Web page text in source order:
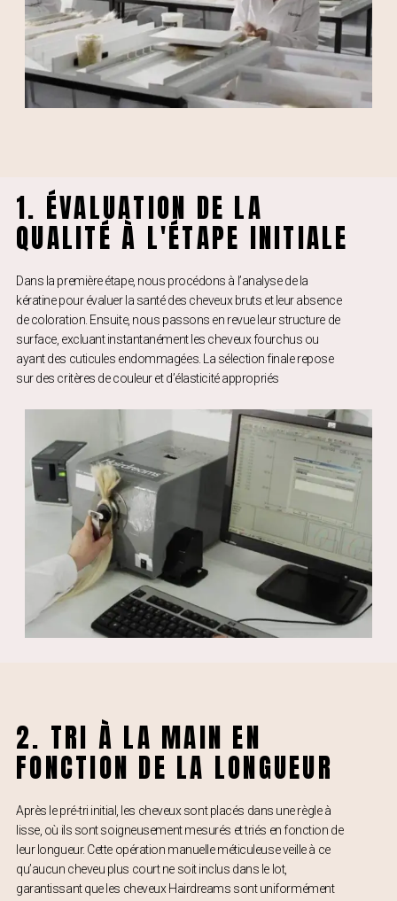
1. ÉVALUATION DE LA
QUALITÉ À L'ÉTAPE INITIALE
Dans la première étape, nous procédons à l’analyse de la
kératine pour évaluer la santé des cheveux bruts et leur absence
de coloration. Ensuite, nous passons en revue leur structure de
surface, excluant instantanément les cheveux fourchus ou
ayant des cuticules endommagées. La sélection finale repose
sur des critères de couleur et d’élasticité appropriés
2. TRI À LA MAIN EN
FONCTION DE LA LONGUEUR
Après le pré-tri initial, les cheveux sont placés dans une règle à
lisse, où ils sont soigneusement mesurés et triés en fonction de
leur longueur. Cette opération manuelle méticuleuse veille à ce
qu’aucun cheveu plus court ne soit inclus dans le lot,
garantissant que les cheveux Hairdreams sont uniformément